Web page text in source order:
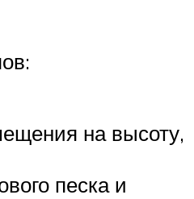
на высоту,
песка и